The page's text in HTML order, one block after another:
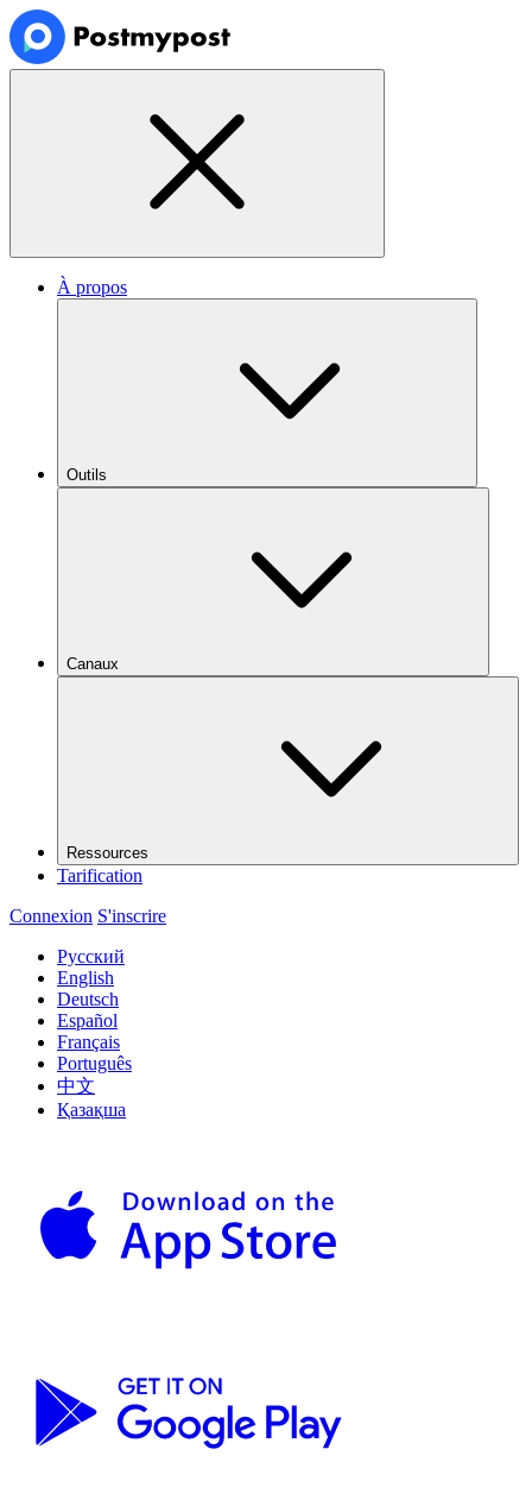
À propos
Outils
Canaux
Ressources
Tarification
Connexion S'inscrire
Русский
English
Deutsch
Español
Français
Português
中文
Қазақша